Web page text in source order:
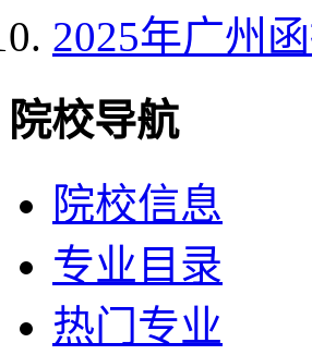
2025年广州
院校导航
院校信息
专业目录
热门专业